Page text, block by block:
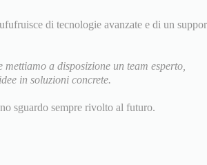
di tecnologie avanzate e di un
a disposizione un team esperto,
in soluzioni concrete.
sguardo sempre rivolto al futuro.